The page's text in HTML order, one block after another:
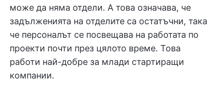
може да няма отдели. А това означава, че
задълженията на отделите са остатъчни, така
че персоналът се посвещава на работата по
проекти почти през цялото време. Това
работи най-добре за млади стартиращи
компании.